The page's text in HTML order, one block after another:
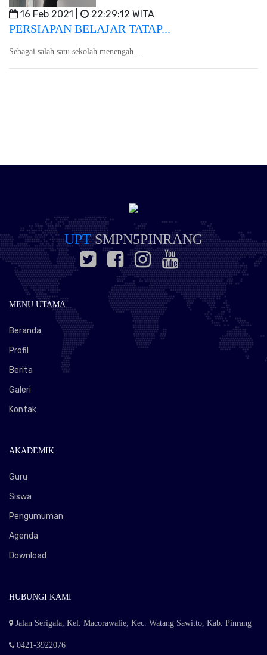
16 Feb 2021 | 22:29:12 WITA
PERSIAPAN BELAJAR TATAP...
Sebagai salah satu sekolah menengah...
UPTSMPN5PINRANG
MENU UTAMA
Beranda
Profil
Berita
Galeri
Kontak
AKADEMIK
Guru
Siswa
Pengumuman
Agenda
Download
HUBUNGI KAMI
Jalan Serigala, Kel. Macorawalie, Kec. Watang Sawitto, Kab. Pinrang
0421-3922076